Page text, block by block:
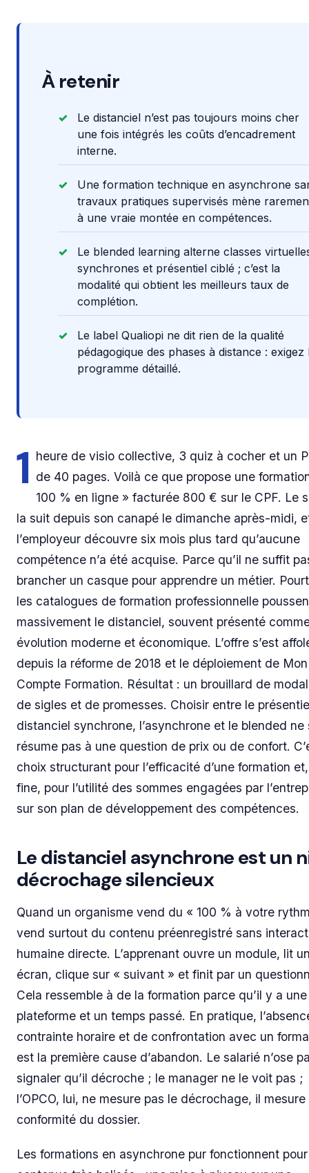
À retenir
Le distanciel n’est pas toujours moins cher
une fois intégrés les coûts d’encadrement
interne.
Une formation technique en asynchrone
travaux pratiques supervisés mène
à une vraie montée en compétences.
Le blended learning alterne classes
synchrones et présentiel ciblé ; c’est la
modalité qui obtient les meilleurs taux de
complétion.
Le label Qualiopi ne dit rien de la qualité
pédagogique des phases à distance : exigez
programme détaillé.
1 heure de visio collective, 3 quiz à cocher et un
de 40 pages. Voilà ce que propose une
100 % en ligne » facturée 800 € sur le CPF. Le
la suit depuis son canapé le dimanche après-midi,
l’employeur découvre six mois plus tard qu’aucune
compétence n’a été acquise. Parce qu’il ne suffit
brancher un casque pour apprendre un métier.
les catalogues de formation professionnelle
massivement le distanciel, souvent présenté
évolution moderne et économique. L’offre s’est
depuis la réforme de 2018 et le déploiement de Mon
Compte Formation. Résultat : un brouillard de
de sigles et de promesses. Choisir entre le
distanciel synchrone, l’asynchrone et le blended ne
résume pas à une question de prix ou de confort.
choix structurant pour l’efficacité d’une formation
fine, pour l’utilité des sommes engagées par
sur son plan de développement des compétences.
Le distanciel asynchrone est un
décrochage silencieux
Quand un organisme vend du « 100 % à votre
vend surtout du contenu préenregistré sans
humaine directe. L’apprenant ouvre un module, lit
écran, clique sur « suivant » et finit par un
Cela ressemble à de la formation parce qu’il y a une
plateforme et un temps passé. En pratique,
contrainte horaire et de confrontation avec un
est la première cause d’abandon. Le salarié n’ose
signaler qu’il décroche ; le manager ne le voit pas ;
l’OPCO, lui, ne mesure pas le décrochage, il mesure
conformité du dossier.
Les formations en asynchrone pur fonctionnent